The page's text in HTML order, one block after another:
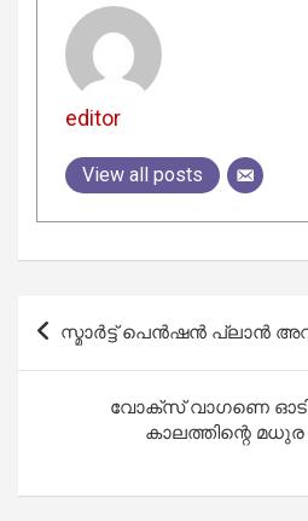
editor
View all posts
Post
navigation
സ്മാർട്ട് പെൻഷൻ പ്ലാൻ
വോക്‌സ് വാഗണെ
കാലത്തിന്റെ